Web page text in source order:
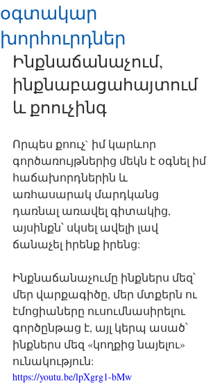
օգտակար
խորհուրդներ
Ինքնաճանաչում,
ինքնաբացահայտում
և քոուչինգ
Որպես քոուչ` իմ կարևոր
գործառույթներից մեկն է օգնել իմ
հաճախորդներին և
առհասարակ մարդկանց
դառնալ առավել գիտակից,
այսինքն՝ սկսել ավելի լավ
ճանաչել իրենք իրենց:
Ինքնաճանաչումը ինքներս մեզ՝
մեր վարքագիծը, մեր մտքերն ու
էմոցիաները ուսումնասիրելու
գործընթաց է, այլ կերպ ասած՝
ինքներս մեզ «կողքից նայելու»
ունակություն:
https://youtu.be/lpXgrg1-bMw